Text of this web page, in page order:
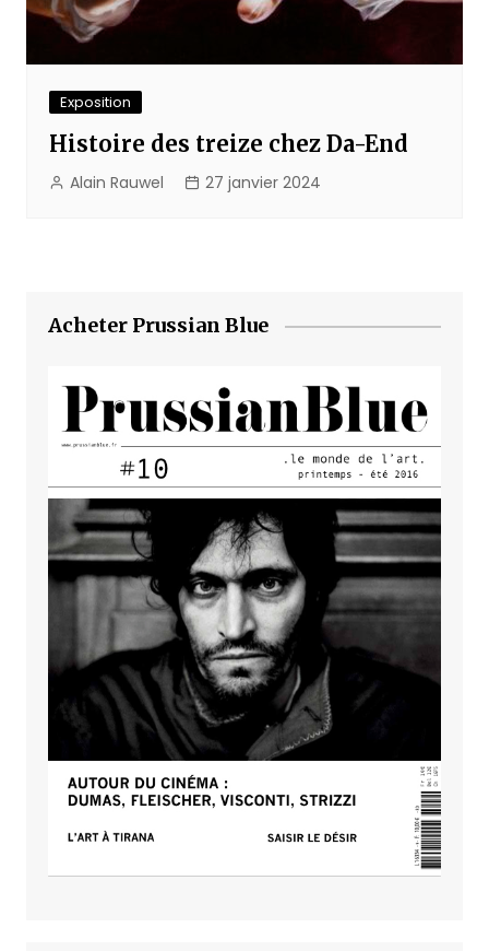
Exposition
Histoire des treize chez Da-End
Alain Rauwel 27 janvier 2024
Acheter Prussian Blue